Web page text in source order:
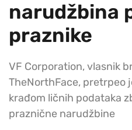
narudžbina
praznike
VF Corporation, vlasnik
TheNorthFace, pretrpeo
krađom ličnih podataka
praznične narudžbine